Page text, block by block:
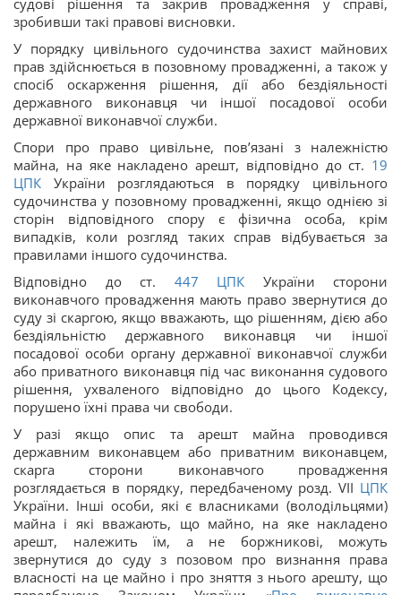
судові рішення та закрив провадження у справі,
зробивши такі правові висновки.
У порядку цивільного судочинства захист майнових
прав здійснюється в позовному провадженні, а також у
спосіб оскарження рішення, дії або бездіяльності
державного виконавця чи іншої посадової особи
державної виконавчої служби.
Спори про право цивільне, пов’язані з належністю
майна, на яке накладено арешт, відповідно до ст. 19
ЦПК України розглядаються в порядку цивільного
судочинства у позовному провадженні, якщо однією зі
сторін відповідного спору є фізична особа, крім
випадків, коли розгляд таких справ відбувається за
правилами іншого судочинства.
Відповідно до ст. 447 ЦПК України сторони
виконавчого провадження мають право звернутися до
суду зі скаргою, якщо вважають, що рішенням, дією або
бездіяльністю державного виконавця чи іншої
посадової особи органу державної виконавчої служби
або приватного виконавця під час виконання судового
рішення, ухваленого відповідно до цього Кодексу,
порушено їхні права чи свободи.
У разі якщо опис та арешт майна проводився
державним виконавцем або приватним виконавцем,
скарга сторони виконавчого провадження
розглядається в порядку, передбаченому розд. VII ЦПК
України. Інші особи, які є власниками (володільцями)
майна і які вважають, що майно, на яке накладено
арешт, належить їм, а не боржникові, можуть
звернутися до суду з позовом про визнання права
власності на це майно і про зняття з нього арешту, що